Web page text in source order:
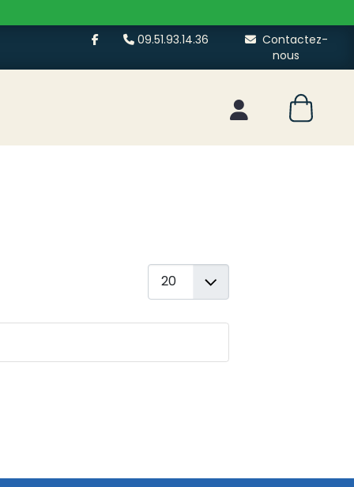
09.51.93.14.36
Contactez-
nous
Mon espace client
Afficher #